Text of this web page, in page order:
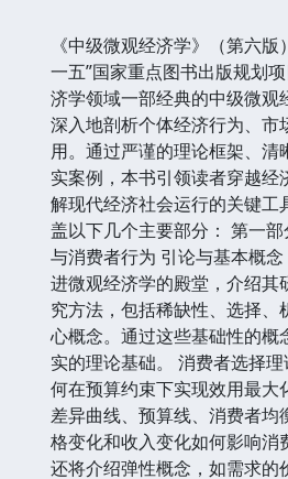
《中级微观经济学》（第六
一五”国家重点图书出版规划
济学领域一部经典的中级微观
深入地剖析个体经济行为、市
用。通过严谨的理论框架、
实案例，本书引领读者穿越经
解现代经济社会运行的关键工
盖以下几个主要部分： 第一
与消费者行为 引论与基本概
进微观经济学的殿堂，介绍其
究方法，包括稀缺性、选择
心概念。通过这些基础性的概
实的理论基础。 消费者选择
何在预算约束下实现效用最大
差异曲线、预算线、消费者均
格变化和收入变化如何影响消
还将介绍弹性概念，如需求的